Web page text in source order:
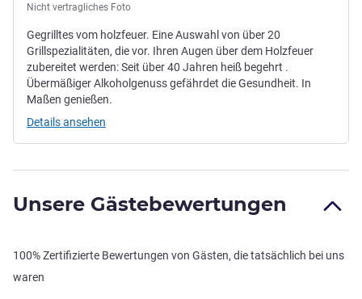
Nicht vertragliches Foto
Gegrilltes vom holzfeuer. Eine Auswahl von über 20
Grillspezialitäten, die vor. Ihren Augen über dem Holzfeuer
zubereitet werden: Seit über 40 Jahren heiß begehrt .
Übermäßiger Alkoholgenuss gefährdet die Gesundheit. In
Maßen genießen.
Details ansehen
Unsere Gästebewertungen
100% Zertifizierte Bewertungen von Gästen, die tatsächlich bei uns
waren